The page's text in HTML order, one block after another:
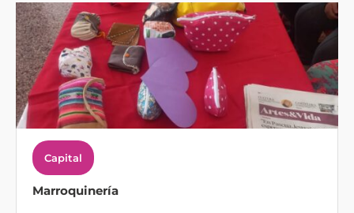
Capital
Marroquinería